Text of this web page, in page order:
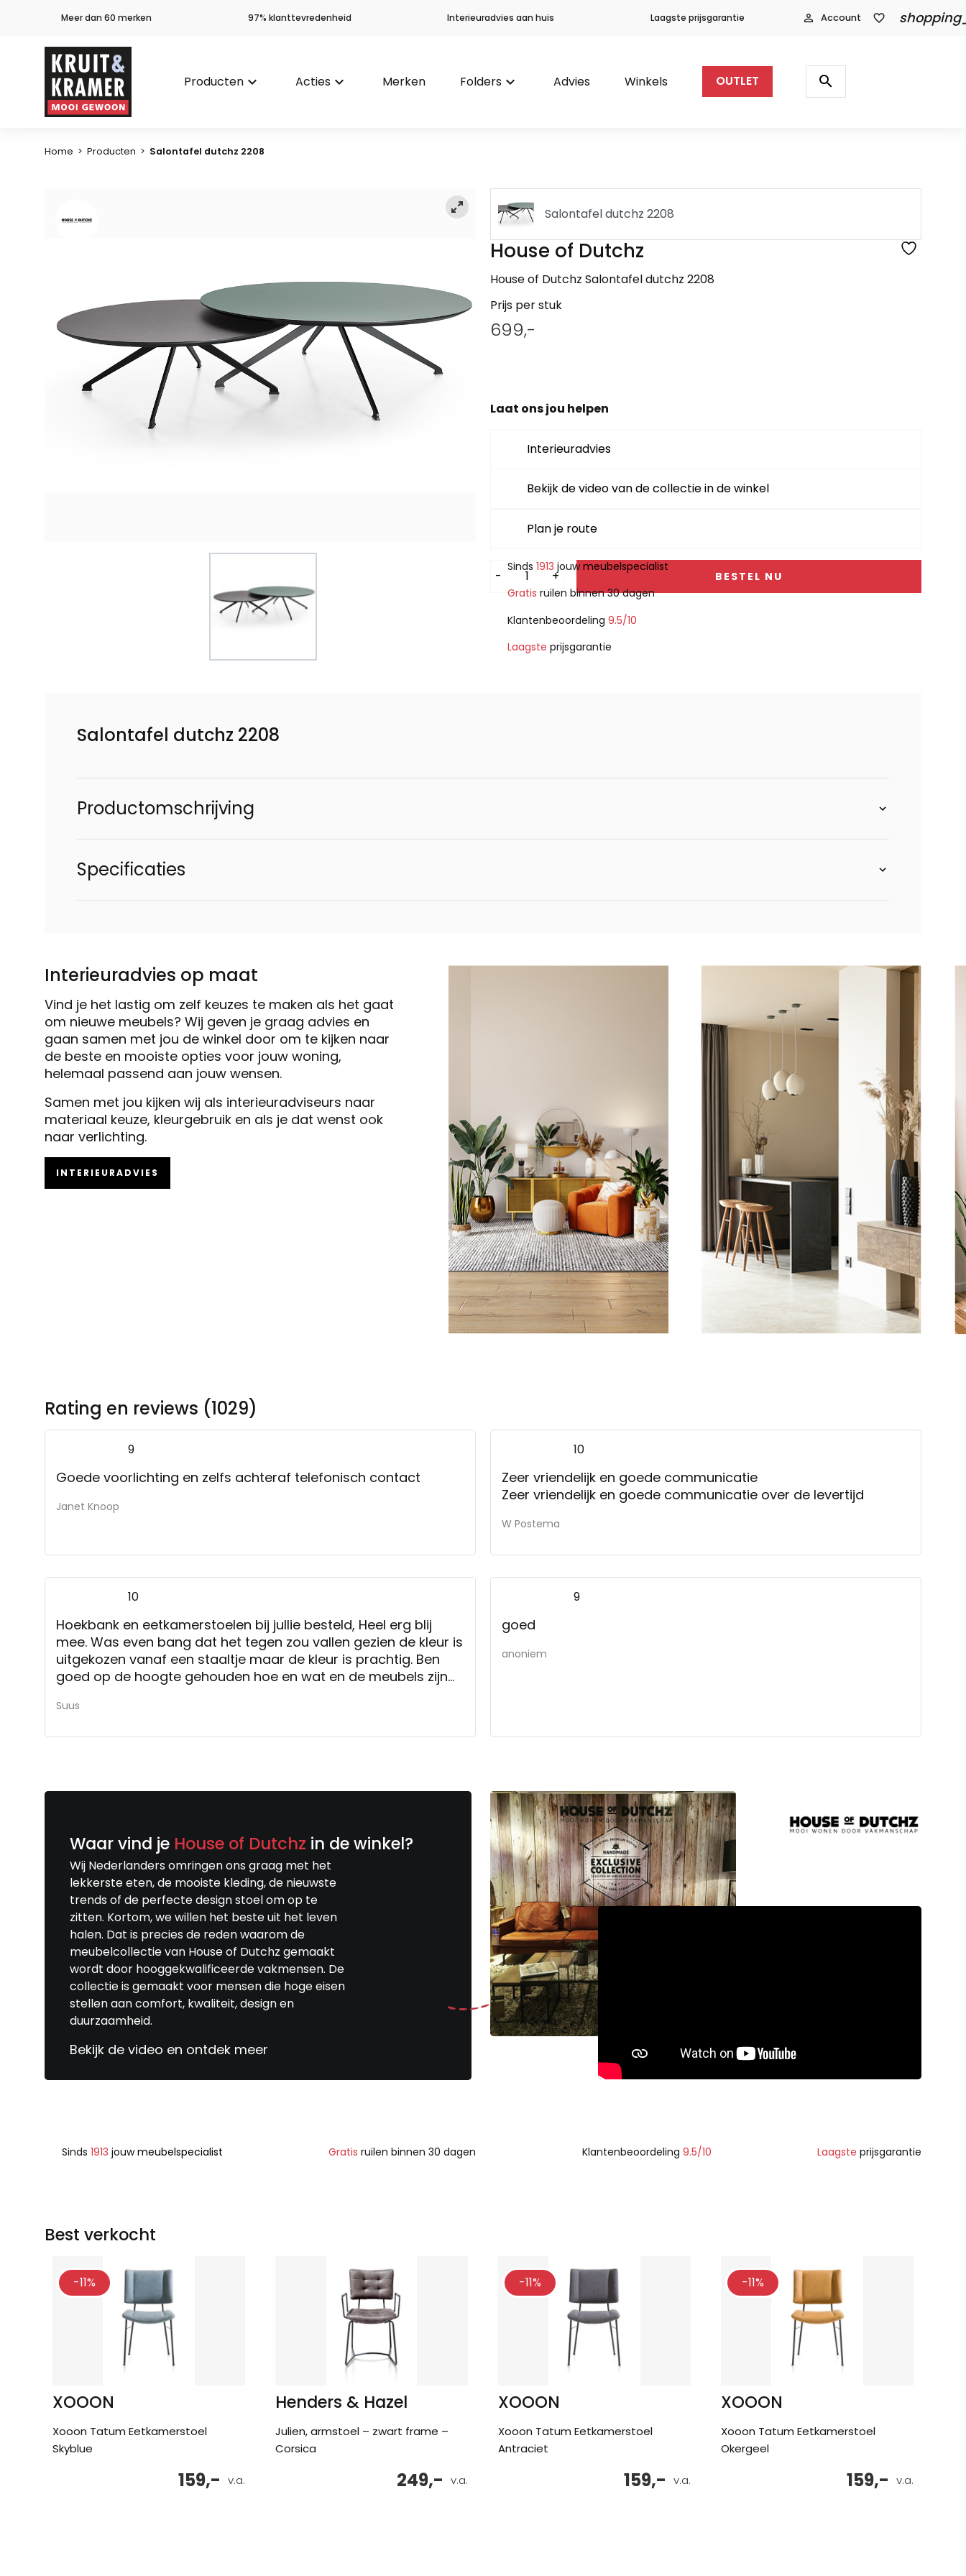
Meer dan 60 merken 97% klanttevredenheid Interieuradvies aan huis Laagste prijsgarantie person_outline Account favorite_border
Producten keyboard_arrow_down Acties keyboard_arrow_down Merken Folders keyboard_arrow_down Advies Winkels OUTLET
Producten
zoeken
search
Home > Producten > Salontafel dutchz 2208
Salontafel dutchz 2208
Salontafel dutchz 2208
House of Dutchz
House of Dutchz Salontafel dutchz 2208
Prijs per stuk
699,-
Laat ons jou helpen
Interieuradvies
Bekijk de video van de collectie in de winkel
Plan je route
- + BESTEL NU
Alternative:
Sinds 1913 jouwmeubelspecialist
Gratis ruilen binnen 30 dagen
Klantenbeoordeling 9.5/10
Laagste prijsgarantie
Salontafel dutchz 2208
Productomschrijving
Specificaties
Interieuradvies op maat
Vind je het lastig om zelf keuzes te maken als het gaat
om nieuwe meubels? Wij geven je graag advies en
gaan samen met jou de winkel door om te kijken naar
de beste en mooiste opties voor jouw woning,
helemaal passend aan jouw wensen.
Samen met jou kijken wij als interieuradviseurs naar
materiaal keuze, kleurgebruik en als je dat wenst ook
naar verlichting.
INTERIEURADVIES
Rating en reviews (1029)
9
Goede voorlichting en zelfs achteraf telefonisch contact
Janet Knoop
10
Zeer vriendelijk en goede communicatie
Zeer vriendelijk en goede communicatie over de levertijd
W Postema
10
Hoekbank en eetkamerstoelen bij jullie besteld, Heel erg blij
mee. Was even bang dat het tegen zou vallen gezien de kleur is
uitgekozen vanaf een staaltje maar de kleur is prachtig. Ben
goed op de hoogte gehouden hoe en wat en de meubels zijn
Hoekbank en eetkamerstoelen bij jullie besteld, Ik ben er heel
Suus
9
goed
anoniem
Waar vind je House of Dutchz in de winkel?
Wij Nederlanders omringen ons graag met het
lekkerste eten, de mooiste kleding, de nieuwste
trends of de perfecte design stoel om op te
zitten. Kortom, we willen het beste uit het leven
halen. Dat is precies de reden waarom de
meubelcollectie van House of Dutchz gemaakt
wordt door hooggekwalificeerde vakmensen. De
collectie is gemaakt voor mensen die hoge eisen
stellen aan comfort, kwaliteit, design en
duurzaamheid.
Bekijk de video en ontdek meer
Sinds 1913 jouwmeubelspecialist Gratis ruilen binnen 30 dagen Klantenbeoordeling 9.5/10 Laagste prijsgarantie
Best verkocht
-11%
XOOON
Xooon Tatum Eetkamerstoel
Skyblue
v.a.
159,-
Henders & Hazel
Julien, armstoel – zwart frame –
Corsica
v.a.
249,-
-11%
XOOON
Xooon Tatum Eetkamerstoel
Antraciet
v.a.
159,-
-11%
XOOON
Xooon Tatum Eetkamerstoel
Okergeel
v.a.
159,-